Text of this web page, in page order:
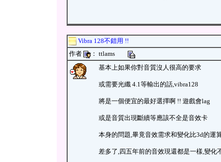
Vibra 128不錯用 !!
作者
： ttlams
基本上如果你對音質沒人很高的要求
或需要光纖 4.1等輸出的話,vibra128
將是一個便宜的最好選擇啊 !! 遊戲會lag
或是音質出現斷續等應該不全是音效卡
本身的問題,畢竟音效需求和變化比3d的運
差多了,四五年前的音效現還都是一樣,變化